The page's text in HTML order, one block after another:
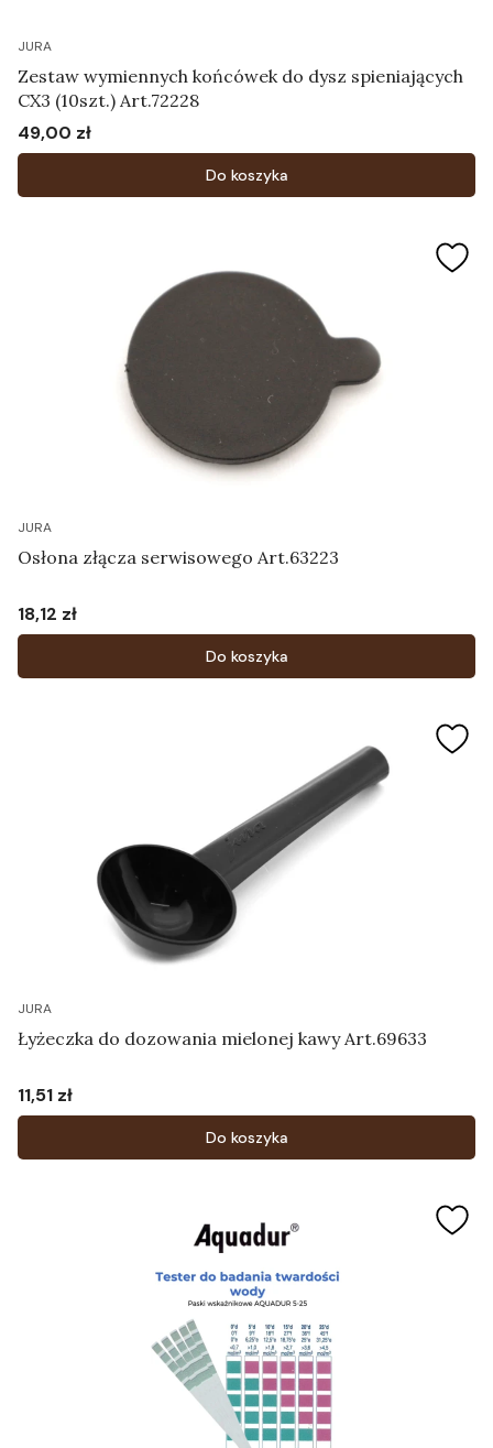
JURA
Zestaw wymiennych końcówek do dysz spieniających
CX3 (10szt.) Art.72228
Cena
49,00 zł
Do koszyka
JURA
Osłona złącza serwisowego Art.63223
Cena
18,12 zł
Do koszyka
JURA
Łyżeczka do dozowania mielonej kawy Art.69633
Cena
11,51 zł
Do koszyka